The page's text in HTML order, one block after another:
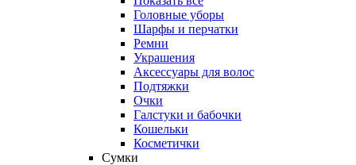
Головные уборы
Шарфы и перчатки
Ремни
Украшения
Аксессуары для волос
Подтяжки
Очки
Галстуки и бабочки
Кошельки
Косметички
Сумки